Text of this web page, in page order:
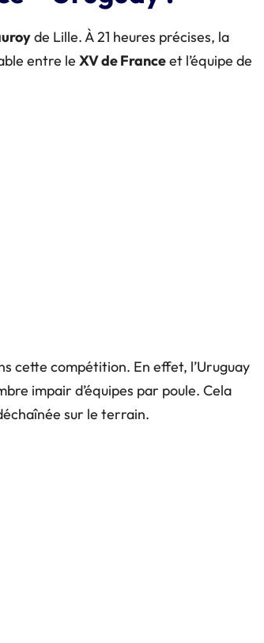
de Lille. À 21 heures précises, la
entre le XV de Franceet l’équipe de
cette compétition. En effet, l’Uruguay
impair d’équipes par poule. Cela
sur le terrain.